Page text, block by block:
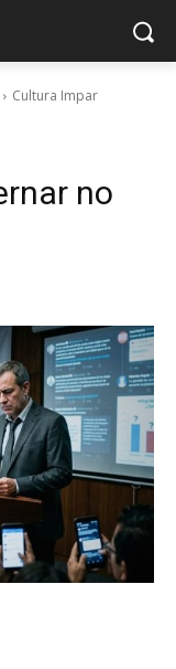
Cultura Impar
no